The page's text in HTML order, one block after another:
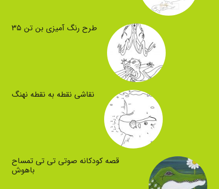
طرح رنگ آمیزی بن تن ۳۵
نقاشی نقطه به نقطه نهنگ
قصه کودکانه صوتی تی تی تمساح
باهوش